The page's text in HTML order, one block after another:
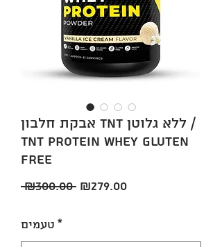
אבקת חלבון TNT ללא גלוטן /
Tnt Protein Whey Gluten
Free
₪300.00 Regular
₪279.00Sale
טעמים *